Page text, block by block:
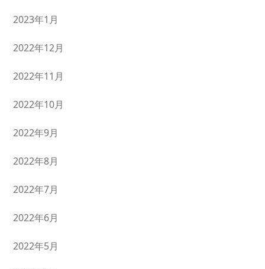
2023年1月
2022年12月
2022年11月
2022年10月
2022年9月
2022年8月
2022年7月
2022年6月
2022年5月